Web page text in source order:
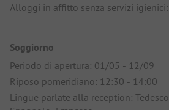
Alloggi in affitto senza servizi
Soggiorno
Periodo di apertura: 01/05 - 12/09
Riposo pomeridiano: 12:30 - 14:00
Lingue parlate alla reception: